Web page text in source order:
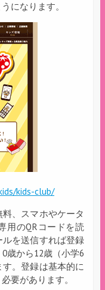
になります。
kids-club/
、スマホやケータ
用のQRコードを読
を送信すれば登録
歳から12歳（小学6
。登録は基本的に
要があります。